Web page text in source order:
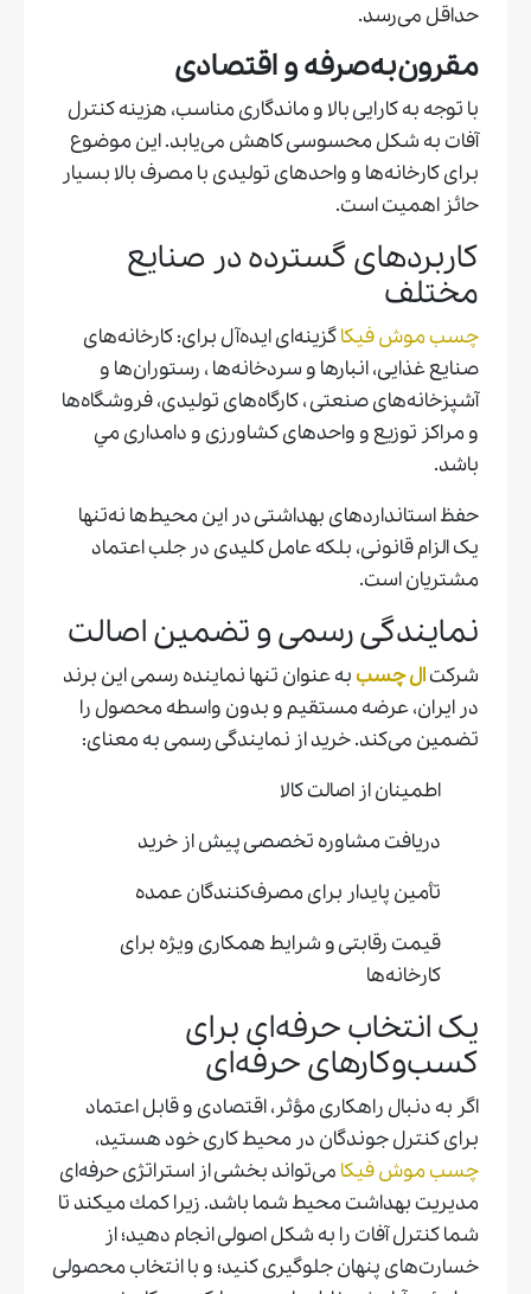
حداقل می‌رسد.
مقرون‌به‌صرفه و اقتصادی
با توجه به کارایی بالا و ماندگاری مناسب، هزینه کنترل
آفات به شکل محسوسی کاهش می‌یابد. این موضوع
برای کارخانه‌ها و واحدهای تولیدی با مصرف بالا بسیار
حائز اهمیت است.
کاربردهای گسترده در صنایع
مختلف
چسب موش فیکاگزینه‌ای ایده‌آل برای: کارخانه‌های
صنایع غذایی، انبارها و سردخانه‌ها ، رستوران‌ها و
آشپزخانه‌های صنعتی ، كارگاه‌های تولیدی، فروشگاه‌ها
و مراکز توزیع و واحدهای کشاورزی و دامداری مي
باشد.
حفظ استانداردهای بهداشتی در این محیط‌ها نه‌تنها
یک الزام قانونی، بلکه عامل کلیدی در جلب اعتماد
مشتریان است.
نمایندگی رسمی و تضمین اصالت
شرکتال چسب به عنوان تنها نماینده رسمی این برند
در ایران، عرضه مستقیم و بدون واسطه محصول را
تضمین می‌کند. خرید از نمایندگی رسمی به معنای:
اطمینان از اصالت کالا
دریافت مشاوره تخصصی پیش از خرید
تأمین پایدار برای مصرف‌کنندگان عمده
قیمت رقابتی و شرایط همکاری ویژه برای
کارخانه‌ها
یک انتخاب حرفه‌ای برای
کسب‌وکارهای حرفه‌ای
اگر به دنبال راهکاری مؤثر، اقتصادی و قابل اعتماد
برای کنترل جوندگان در محیط کاری خود هستید،
چسب موش فیکا می‌تواند بخشی از استراتژی حرفه‌ای
مدیریت بهداشت محیط شما باشد. زيرا كمك ميكند تا
شما کنترل آفات را به شکل اصولی انجام دهید؛ از
خسارت‌های پنهان جلوگیری کنید؛ و با انتخاب محصولی